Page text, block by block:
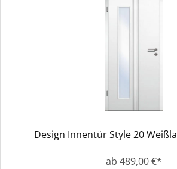
Design Innentür Style 20
ab 489,00 €*